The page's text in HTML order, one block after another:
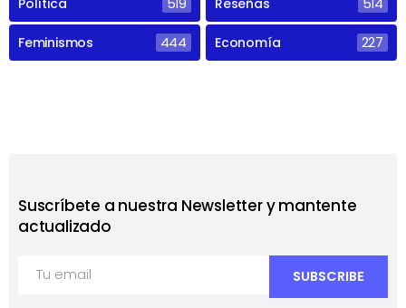
Política 519 Reseñas 514
Feminismos 444 Economía 227
Suscríbete a nuestra Newsletter y mantente
actualizado